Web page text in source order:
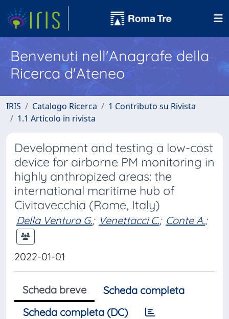
Benvenuti nell'Anagrafe della
Ricerca d'Ateneo
IRIS Catalogo Ricerca
1 Contributo su Rivista
1.1 Articolo in rivista
Development and testing a low-cost
device for airborne PM monitoring in
highly anthropized areas: the
international maritime hub of
Civitavecchia (Rome, Italy)
Della Ventura G.; Venettacci C.; Conte A.;
2022-01-01
Scheda breve
Scheda completa
Scheda completa (DC)